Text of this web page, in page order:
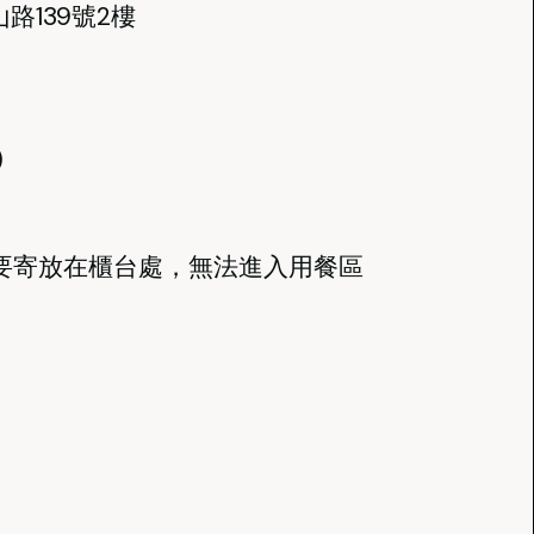
139號2樓
寄放在櫃台處，無法進入用餐區